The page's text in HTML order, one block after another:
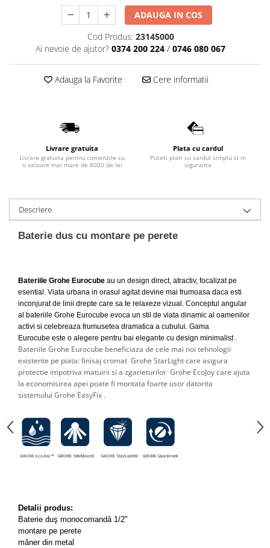
Lavoare freestanding
Lavoare pe blat
Lavoare sub blat
Lavoare pe mobilier
Bideuri stative
Bideuri suspendate
Vase WC suspendate
Capace
Capace WC clasice
Capace bideuri
Pisoare
ADAUGA IN COS
Cod Produs: 23145000
Ai nevoie de ajutor? 0374 200 224 / 0746 080 067
Adauga la Favorite Cere informatii
Livrare gratuita
Livrare gratuita pentru comenzile cu
o valoare mai mare de 8000 de lei
Plata cu cardul
Puteti plati cu cardul simplu si in
siguranta
Descriere
Baterie dus cu montare pe perete
Bateriile Grohe Eurocube au un design direct, atractiv, focalizat pe
esential. Viata urbana in orasul agitat devine mai frumoasa daca esti
inconjurat de linii drepte care sa te relaxeze vizual. Conceptul angular
al bateriile Grohe Eurocube evoca un stil de viata dinamic al oamenilor
activi si celebreaza frumusetea dramatica a cubului. Gama
Eurocube este o alegere pentru bai elegante cu design minimalist .
Bateriile Grohe Eurocube beneficiaza de cele mai noi tehnologii
existente pe piata: finisaj cromat Grohe StarLight care asigura
protectie impotriva matuirii si a zgarieturilor Grohe EcoJoy care ajuta
la economisirea apei poate fi montata foarte usor datorita
sistemului Grohe EasyFix .
Detalii produs:
Baterie duş monocomandă 1/2"
montare pe perete
mâner din metal